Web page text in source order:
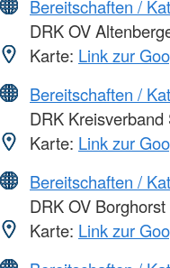
Bereitschaften /
DRK OV
Karte: Link zur
Bereitschaften /
DRK Kreisverband
Karte: Link zur
Bereitschaften /
DRK OV Borghorst
Karte: Link zur